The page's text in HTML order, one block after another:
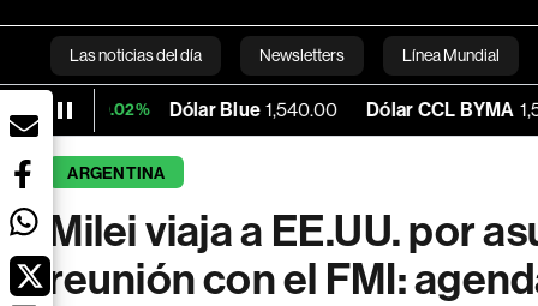
Las noticias del día Newsletters Línea Mundial
Bloomberg
Dólar Blue 1,540.00 Dólar CCL BYMA 1,575.06
ARGENTINA
Milei viaja a EE.UU. por
reunión con el FMI: